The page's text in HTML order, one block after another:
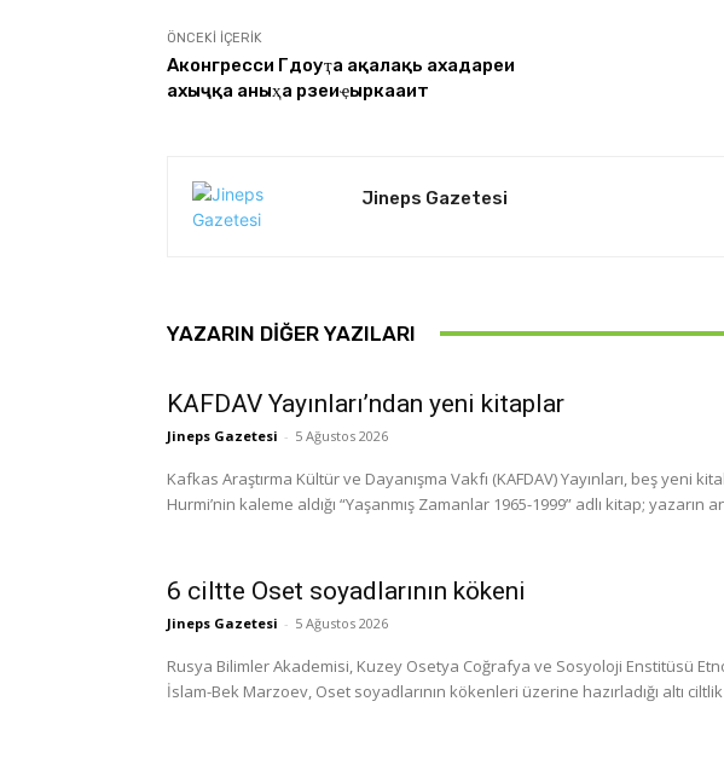
ÖNCEKI İÇERIK
Аконгресси Гәдоуҭа ақалақь ахадареи
ахәыҷқәа аныҳәа рзеиҿыркааит
Jineps Gazetesi
YAZARIN DIĞER YAZILARI
KAFDAV Yayınları’ndan yeni kitaplar
Jineps Gazetesi - 5 Ağustos 2026
Kafkas Araştırma Kültür ve Dayanışma Vakfı (KAFDAV) Yayınları, beş yeni
Hurmi’nin kaleme aldığı “Yaşanmış Zamanlar 1965-1999” adlı kitap; yazarın
6 ciltte Oset soyadlarının kökeni
Jineps Gazetesi - 5 Ağustos 2026
Rusya Bilimler Akademisi, Kuzey Osetya Coğrafya ve Sosyoloji Enstitüsü
İslam-Bek Marzoev, Oset soyadlarının kökenleri üzerine hazırladığı altı ciltlik